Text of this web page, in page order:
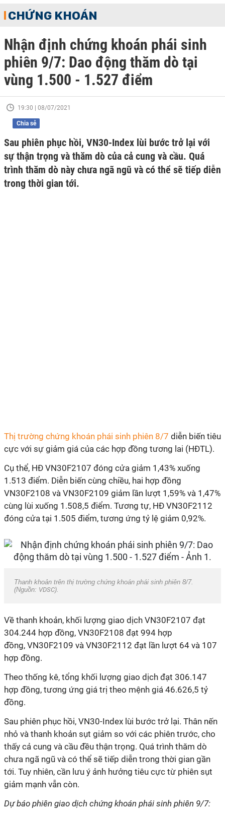
CHỨNG KHOÁN
Nhận định chứng khoán phái sinh
phiên 9/7: Dao động thăm dò tại
vùng 1.500 - 1.527 điểm
19:30 | 08/07/2021
Chia sẻ
Sau phiên phục hồi, VN30-Index lùi bước trở lại với
sự thận trọng và thăm dò của cả cung và cầu. Quá
trình thăm dò này chưa ngã ngũ và có thể sẽ tiếp diễn
trong thời gian tới.
Thị trường chứng khoán phái sinh phiên 8/7 diễn biến tiêu
cực với sự giảm giá của các hợp đồng tương lai (HĐTL).
Cụ thể, HĐ VN30F2107 đóng cửa giảm 1,43% xuống
1.513 điểm. Diễn biến cùng chiều, hai hợp đồng
VN30F2108 và VN30F2109 giảm lần lượt 1,59% và 1,47%
cùng lùi xuống 1.508,5 điểm. Tương tự, HĐ VN30F2112
đóng cửa tại 1.505 điểm, tương ứng tỷ lệ giảm 0,92%.
Thanh khoản trên thị trường chứng khoán phái sinh phiên 8/7.
(Nguồn: VDSC).
Về thanh khoản, khối lượng giao dịch VN30F2107 đạt
304.244 hợp đồng, VN30F2108 đạt 994 hợp
đồng, VN30F2109 và VN30F2112 đạt lần lượt 64 và 107
hợp đồng.
Theo thống kê, tổng khối lượng giao dịch đạt 306.147
hợp đồng, tương ứng giá trị theo mệnh giá 46.626,5 tỷ
đồng.
Sau phiên phục hồi, VN30-Index lùi bước trở lại. Thân nến
nhỏ và thanh khoản sụt giảm so với các phiên trước, cho
thấy cả cung và cầu đều thận trọng. Quá trình thăm dò
chưa ngã ngũ và có thể sẽ tiếp diễn trong thời gian gần
tới. Tuy nhiên, cần lưu ý ảnh hưởng tiêu cực từ phiên sụt
giảm mạnh vẫn còn.
Dự báo phiên giao dịch chứng khoán phái sinh phiên 9/7: